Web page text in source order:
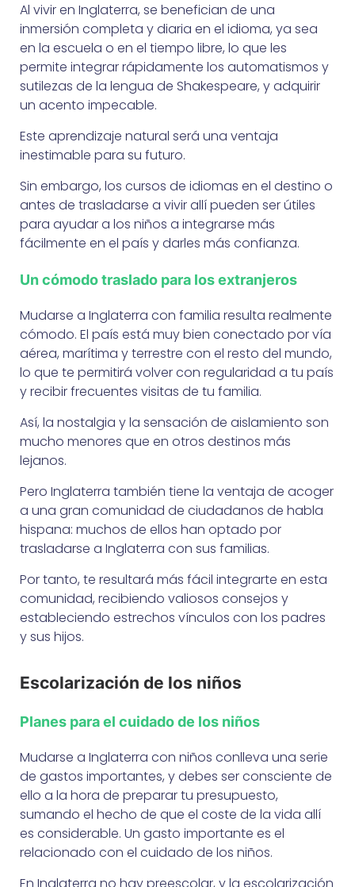
Al vivir en Inglaterra, se benefician de una
inmersión completa y diaria en el idioma, ya sea
en la escuela o en el tiempo libre, lo que les
permite integrar rápidamente los automatismos y
sutilezas de la lengua de Shakespeare, y adquirir
un acento impecable.
Este aprendizaje natural será una ventaja
inestimable para su futuro.
Sin embargo, los cursos de idiomas en el destino o
antes de trasladarse a vivir allí pueden ser útiles
para ayudar a los niños a integrarse más
fácilmente en el país y darles más confianza.
Un cómodo traslado para los extranjeros
Mudarse a Inglaterra con familia resulta realmente
cómodo. El país está muy bien conectado por vía
aérea, marítima y terrestre con el resto del mundo,
lo que te permitirá volver con regularidad a tu país
y recibir frecuentes visitas de tu familia.
Así, la nostalgia y la sensación de aislamiento son
mucho menores que en otros destinos más
lejanos.
Pero Inglaterra también tiene la ventaja de acoger
a una gran comunidad de ciudadanos de habla
hispana: muchos de ellos han optado por
trasladarse a Inglaterra con sus familias.
Por tanto, te resultará más fácil integrarte en esta
comunidad, recibiendo valiosos consejos y
estableciendo estrechos vínculos con los padres
y sus hijos.
Escolarización de los niños
Planes para el cuidado de los niños
Mudarse a Inglaterra con niños conlleva una serie
de gastos importantes, y debes ser consciente de
ello a la hora de preparar tu presupuesto,
sumando el hecho de que el coste de la vida allí
es considerable. Un gasto importante es el
relacionado con el cuidado de los niños.